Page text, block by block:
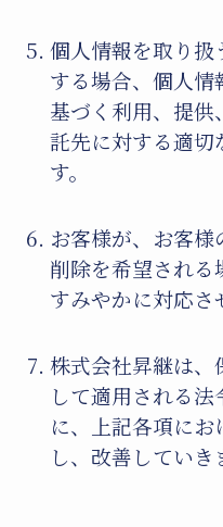
個人情報を取り扱
する場合、個人情
基づく利用、提
託先に対する適切
す。
お客様が、お客様
削除を希望される
すみやかに対応さ
株式会社昇継は、
して適用される
に、上記各項に
し、改善していき